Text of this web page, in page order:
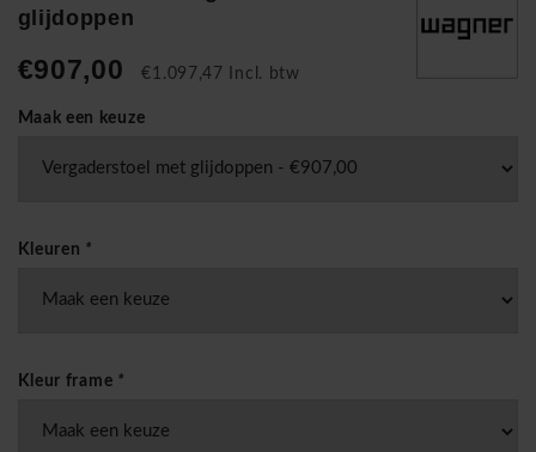
glijdoppen
€907,00 €1.097,47 Incl. btw
Maak een keuze
Kleuren *
Kleur frame *